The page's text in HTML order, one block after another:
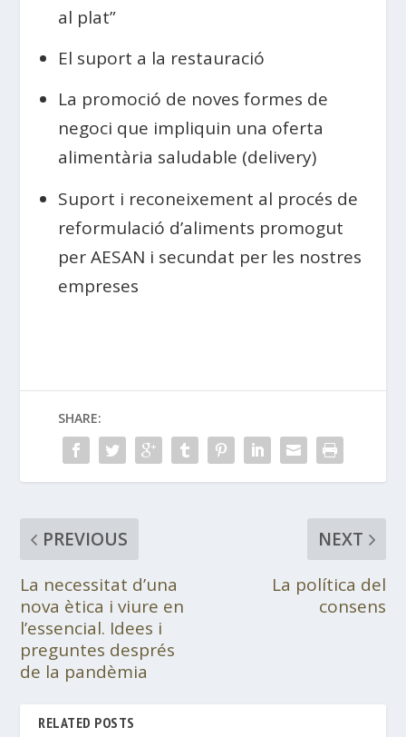
al plat”
El suport a la restauració
La promoció de noves formes de
negoci que impliquin una oferta
alimentària saludable (delivery)
Suport i reconeixement al procés de
reformulació d’aliments promogut
per AESAN i secundat per les nostres
empreses
SHARE:
PREVIOUS
La necessitat d’una
nova ètica i viure en
l’essencial. Idees i
preguntes després
de la pandèmia
NEXT
La política del
consens
RELATED POSTS